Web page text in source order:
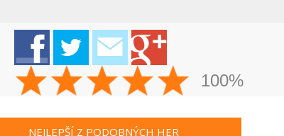
100%
NEJLEPŠÍ Z PODOBNÝCH HER